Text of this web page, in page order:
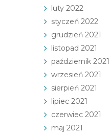
luty 2022
styczeń 2022
grudzień 2021
listopad 2021
październik 2021
wrzesień 2021
sierpień 2021
lipiec 2021
czerwiec 2021
maj 2021